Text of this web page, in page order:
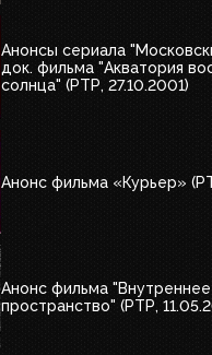
Анонсы сериала
док. фильма "Акватория
солнца" (РТР, 27.10.2001)
Анонс фильма «Курьер»
Анонс фильма "Внутреннее
пространство" (РТР,